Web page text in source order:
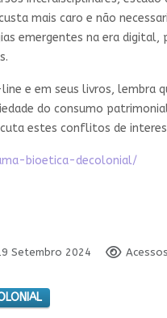
mais caro e não
emergentes na era
e em seus livros,
do consumo
estes conflitos de
bioetica-decolonial/
Setembro 2024